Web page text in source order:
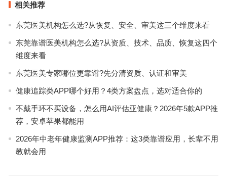
相关推荐
东莞医美机构怎么选?从恢复、安全、审美这三个维度来看
东莞靠谱医美机构怎么选?从资质、技术、品质、恢复这四个
维度来看
东莞医美专家哪位更靠谱?先分清资质、认证和审美
健康追踪类APP哪个好用？4类方案盘点，选对适合你的
不戴手环不买设备，怎么用AI评估亚健康？2026年5款APP推
荐，安卓苹果都能用
2026年中老年健康监测APP推荐：这3类靠谱应用，长辈不用
教就会用